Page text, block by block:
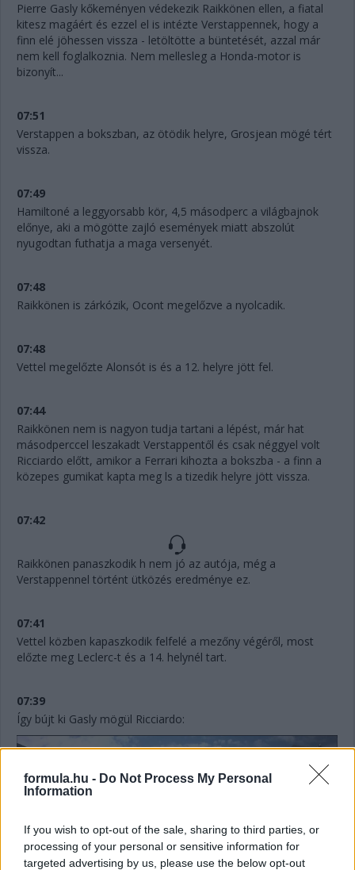
formula.hu - Do Not Process My Personal
Information
If you wish to opt-out of the sale, sharing to third parties, or
processing of your personal or sensitive information for
targeted advertising by us, please use the below opt-out
Pierre Gasly kőkeményen védekezik Raikkönen ellen, a fiatal
kitesz magáért és ezzel el is intézte Verstappennek, hogy a
finn elé jöhessen vissza - letöltötte a büntetését, azzal már
nem kell foglalkoznia. Nem mellesleg a Honda-motor is
bizonyít...
07:51
Verstappen a bokszban, az ötödik helyre, Grosjean mögé tért
vissza.
07:49
Hamiltoné a leggyorsabb kör, 4,5 másodperc a világbajnok
előnye, aki a mögötte zajló események miatt abszolút
nyugodtan futhatja a maga versenyét.
07:48
Raikkönen is zárkózik, Ocont megelőzve a nyolcadik.
07:48
Vettel megelőzte Alonsót is és a 12. helyre jött fel.
07:44
Raikkönen nem is nagyon tudja tartani a lépést, már hat
másodperccel leszakadt Verstappentől és csak néggyel volt
Ricciardo előtt, amikor a Ferrari kihozta a bokszba - a finn a
közepes gumikat kapta meg ls a tizedik helyre jött vissza.
07:42
Raikkönen panaszkodik h nem jó az autója, még a
Verstappennel történt ütközés eredménye ez.
07:41
Vettel közben kapaszkodik felfelé a mezőny végéről, most
előzte meg Leclerc-t és a 14. helynél tart.
07:39
Így bújt ki Gasly mögül Ricciardo: